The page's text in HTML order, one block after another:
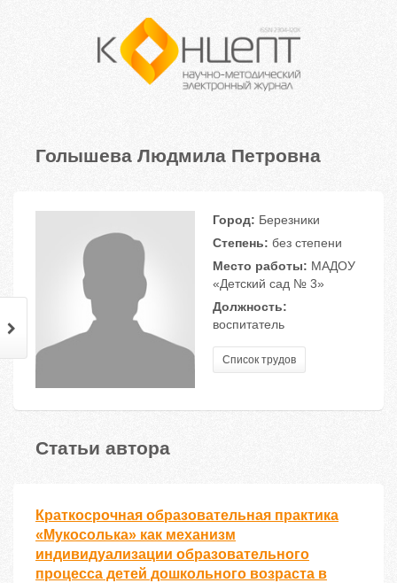
Голышева Людмила Петровна
Город: Березники
Степень: без степени
Место работы: МАДОУ
«Детский сад № 3»
Должность:
воспитатель
Список трудов
Статьи автора
Краткосрочная образовательная практика
«Мукосолька» как механизм
индивидуализации образовательного
процесса детей дошкольного возраста в